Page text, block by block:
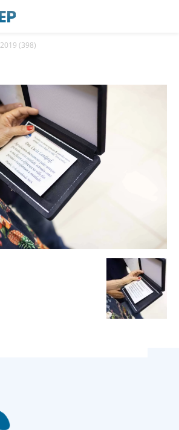
2019 (398)